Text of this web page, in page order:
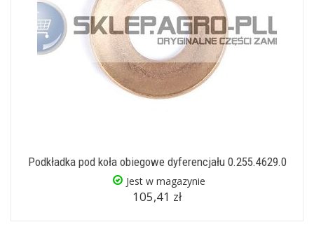
Podkładka pod koła obiegowe dyferencjału 0.255.4629.0
Jest w magazynie
105,41 zł